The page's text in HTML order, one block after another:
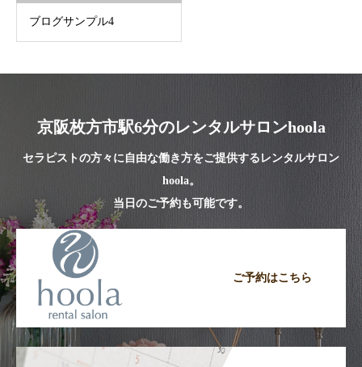
ブログサンプル4
京阪枚方市駅6分のレンタルサロンhoola
セラピストの方々に自由な働き方をご提供するレンタルサロン
hoola。
当日のご予約も可能です。
ご予約はこちら